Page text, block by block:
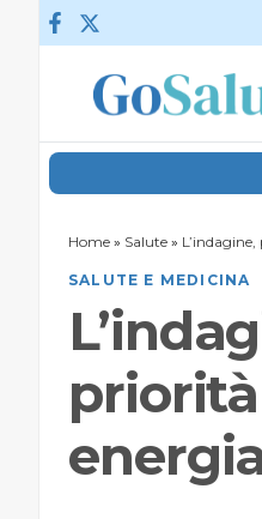
Vai al contenuto
Home » Salute »
SALUTE E MEDICINA